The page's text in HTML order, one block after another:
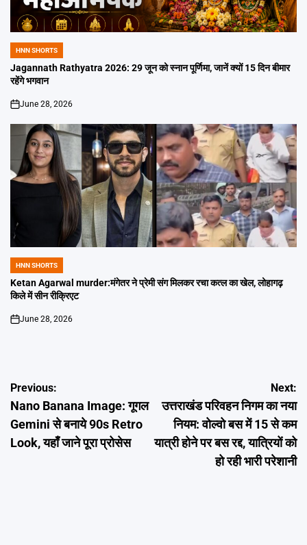
POSTED
IN
HNN SHORTS
Jagannath Rathyatra 2026: 29 जून को स्नान पूर्णिमा, जानें क्यों 15 दिन बीमार
रहेंगे भगवान
on
June 28, 2026
POSTED
IN
HNN SHORTS
Ketan Agarwal murder:मंगेतर ने प्रेमी संग मिलकर रचा कत्ल का खेल, लोहागढ़
किले में सीन रीक्रिएट
on
June 28, 2026
Post
navigation
Previous:
Nano Banana Image: गूगल
Gemini से बनाये 90s Retro
Look, यहाँ जाने पूरा प्रोसेस
Next:
उत्तराखंड परिवहन निगम का नया
नियम: वोल्वो बस में 15 से कम
यात्री होने पर बस रद्द, यात्रियों को
हो रही भारी परेशानी